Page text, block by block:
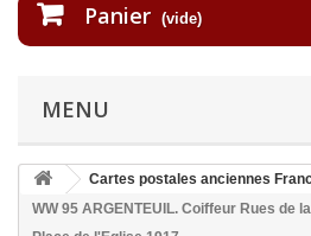
Panier (vide)
MENU
Cartes postales anciennes
WW 95 ARGENTEUIL. Coiffeur Rues de